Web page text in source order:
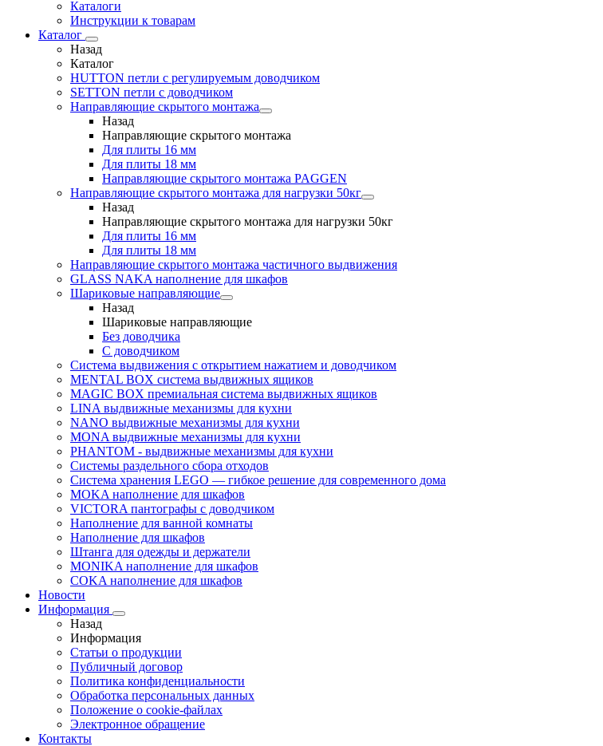
Каталоги
Инструкции к товарам
Каталог
Назад
Каталог
HUTTON петли с регулируемым доводчиком
SETTON петли с доводчиком
Направляющие скрытого монтажа
Назад
Направляющие скрытого монтажа
Для плиты 16 мм
Для плиты 18 мм
Направляющие скрытого монтажа PAGGEN
Направляющие скрытого монтажа для нагрузки 50кг
Назад
Направляющие скрытого монтажа для нагрузки 50кг
Для плиты 16 мм
Для плиты 18 мм
Направляющие скрытого монтажа частичного выдвижения
GLASS NAKA наполнение для шкафов
Шариковые направляющие
Назад
Шариковые направляющие
Без доводчика
С доводчиком
Система выдвижения с открытием нажатием и доводчиком
MENTAL BOX система выдвижных ящиков
MAGIC BOX премиальная система выдвижных ящиков
LINA выдвижные механизмы для кухни
NANO выдвижные механизмы для кухни
MONA выдвижные механизмы для кухни
PHANTOM - выдвижные механизмы для кухни
Системы раздельного сбора отходов
Система хранения LEGO — гибкое решение для современного дома
MOKA наполнение для шкафов
VICTORA пантографы с доводчиком
Наполнение для ванной комнаты
Наполнение для шкафов
Штанга для одежды и держатели
MONIKA наполнение для шкафов
COKA наполнение для шкафов
Новости
Информация
Назад
Информация
Статьи о продукции
Публичный договор
Политика конфиденциальности
Обработка персональных данных
Положение о cookie-файлах
Электронное обращение
Контакты